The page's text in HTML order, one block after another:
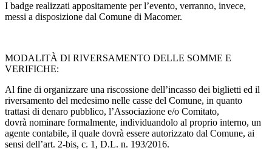
I badge realizzati appositamente per l’evento, verranno, invece,
messi a disposizione dal Comune di Macomer.
MODALITÀ DI RIVERSAMENTO DELLE SOMME E
VERIFICHE:
Al fine di organizzare una riscossione dell’incasso dei biglietti ed il
riversamento del medesimo nelle casse del Comune, in quanto
trattasi di denaro pubblico, l’Associazione e/o Comitato,
dovrà nominare formalmente, individuandolo al proprio interno, un
agente contabile, il quale dovrà essere autorizzato dal Comune, ai
sensi dell’art. 2-bis, c. 1, D.L. n. 193/2016.